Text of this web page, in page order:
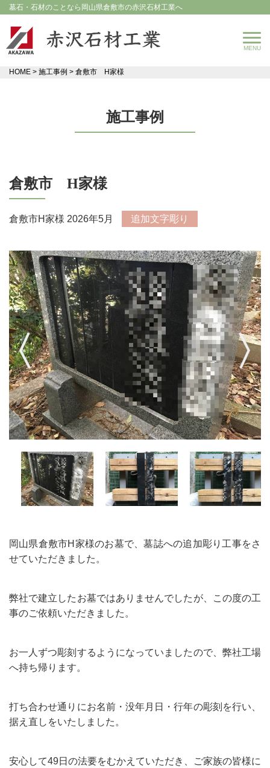
墓石・石材のことなら岡山県倉敷市の赤沢石材工業へ
HOME > 施工事例 > 倉敷市 H家様
施工事例
倉敷市 H家様
倉敷市H家様 2026年5月 追加文字彫り
岡山県倉敷市H家様のお墓で、墓誌への追加彫り工事をさ
せていただきました。
弊社で建立したお墓ではありませんでしたが、この度の工
事のご依頼いただきました。
お一人ずつ彫刻するようになっていましたので、弊社工場
へ持ち帰ります。
打ち合わせ通りにお名前・没年月日・行年の彫刻を行い、
据え直しをいたしました。
安心して49日の法要をむかえていただき、ご家族の皆様に